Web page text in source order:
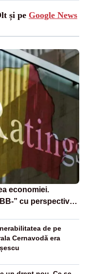
și pe Google News
economiei.
” cu perspectivă
de pe
Cernavodă era